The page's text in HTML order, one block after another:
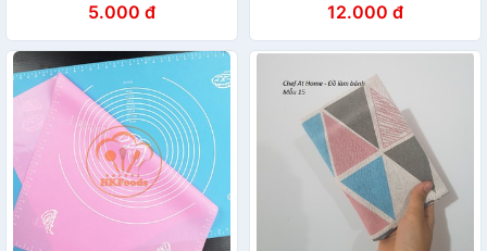
5.000 đ 12.000 đ